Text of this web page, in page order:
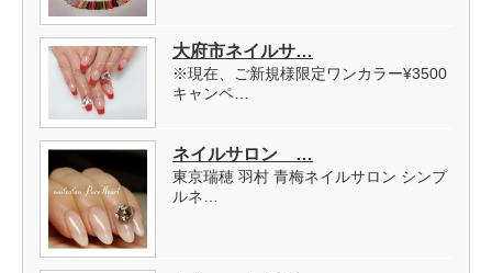
大府市ネイルサ…
※現在、ご新規様限定ワンカラー¥3500
キャンペ…
ネイルサロン …
東京瑞穂 羽村 青梅ネイルサロン シンプ
ルネ…